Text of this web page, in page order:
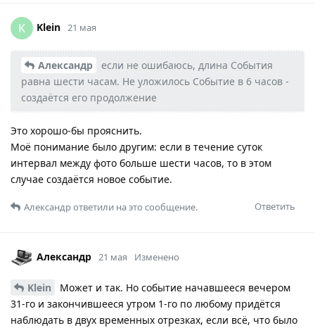
K Klein 21 мая
Александр
если не ошибаюсь, длина События
равна шести часам. Не уложилось Событие в 6 часов -
создаётся его продолжение
Это хорошо-бы прояснить.
Моё понимание было другим: если в течение суток
интервал между фото больше шести часов, то в этом
случае создаётся новое событие.
Ответить
Александрответили на это сообщение.
Александр 21 мая Изменено
Klein
Может и так. Но событие начавшееся вечером
31-го и закончившееся утром 1-го по любому придётся
наблюдать в двух временных отрезках, если всё, что было